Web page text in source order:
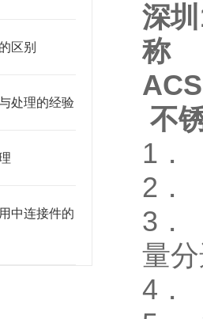
区别
处理的经验
中连接件的
深
称
不
1．
2．
3．
量
4．